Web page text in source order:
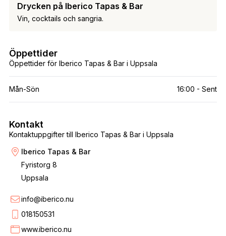
Drycken på Iberico Tapas & Bar
Vin, cocktails och sangria.
Öppettider för Iberico Tapas & Bar i Uppsala
Öppettider
Mån-Sön 16:00 - Sent
Kontaktuppgifter till Iberico Tapas & Bar i Uppsala
Kontakt
Iberico Tapas & Bar
Fyristorg 8
Uppsala
info@iberico.nu
018150531
www.iberico.nu